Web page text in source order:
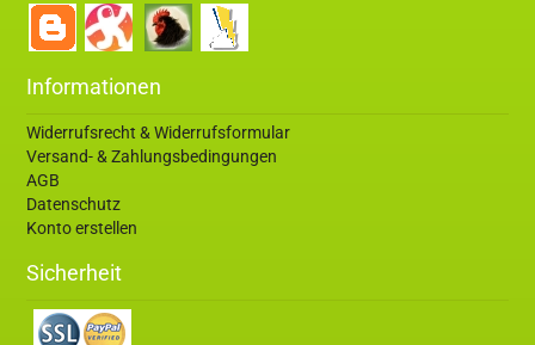
Informationen
Widerrufsrecht & Widerrufsformular
Versand- & Zahlungsbedingungen
AGB
Datenschutz
Konto erstellen
Sicherheit